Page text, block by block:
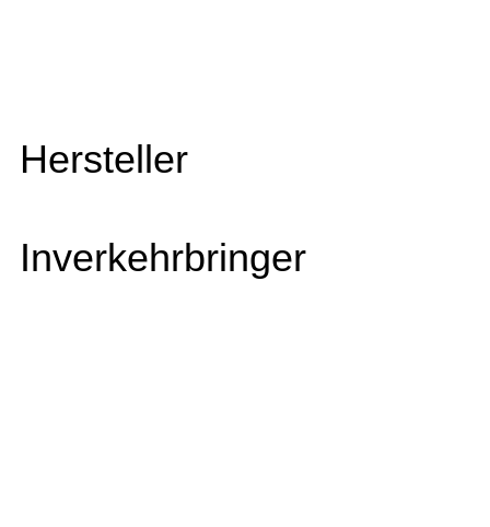
Hersteller
Inverkehrbringer